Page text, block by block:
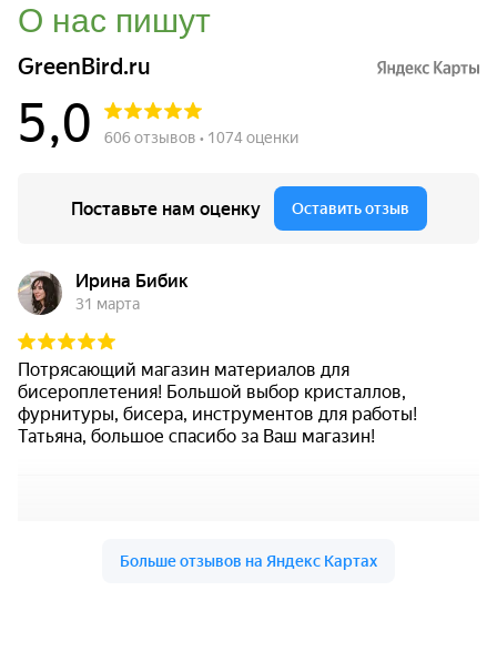
О нас пишут